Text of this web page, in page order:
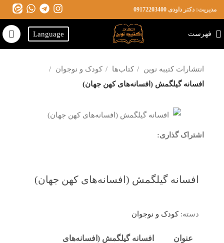
مدیریت: دکتر داودی 09172203400
فهرست Language
انتشارات کتیبه نوین کتاب‌ها
کودک و نوجوان
افسانه گیلگمش (افسانه‌های کهن جهان)
اشتراک گذاری:
افسانه گیلگمش (افسانه‌های کهن جهان)
دسته: کودک و نوجوان
عنوان
افسانه گیلگمش (افسانه‌های